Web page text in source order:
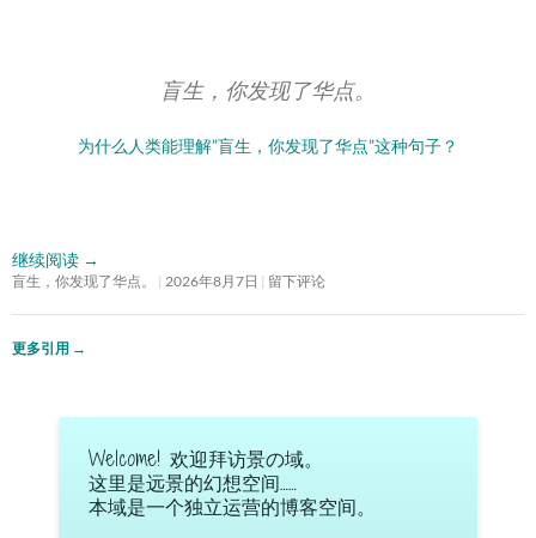
盲生，你发现了华点。
为什么人类能理解”盲生，你发现了华点”这种句子？
继续阅读 →
盲生，你发现了华点。 2026年8月7日 留下评论
更多引用 →
Welcome! 欢迎拜访景の域。
这里是远景的幻想空间……
本域是一个独立运营的博客空间。